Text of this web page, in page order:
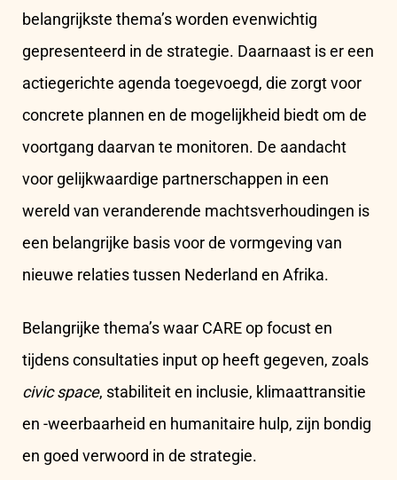
belangrijkste thema’s worden evenwichtig
gepresenteerd in de strategie. Daarnaast is er een
actiegerichte agenda toegevoegd, die zorgt voor
concrete plannen en de mogelijkheid biedt om de
voortgang daarvan te monitoren. De aandacht
voor gelijkwaardige partnerschappen in een
wereld van veranderende machtsverhoudingen is
een belangrijke basis voor de vormgeving van
nieuwe relaties tussen Nederland en Afrika.
Belangrijke thema’s waar CARE op focust en
tijdens consultaties input op heeft gegeven, zoals
civic space, stabiliteit en inclusie, klimaattransitie
en -weerbaarheid en humanitaire hulp, zijn bondig
en goed verwoord in de strategie.